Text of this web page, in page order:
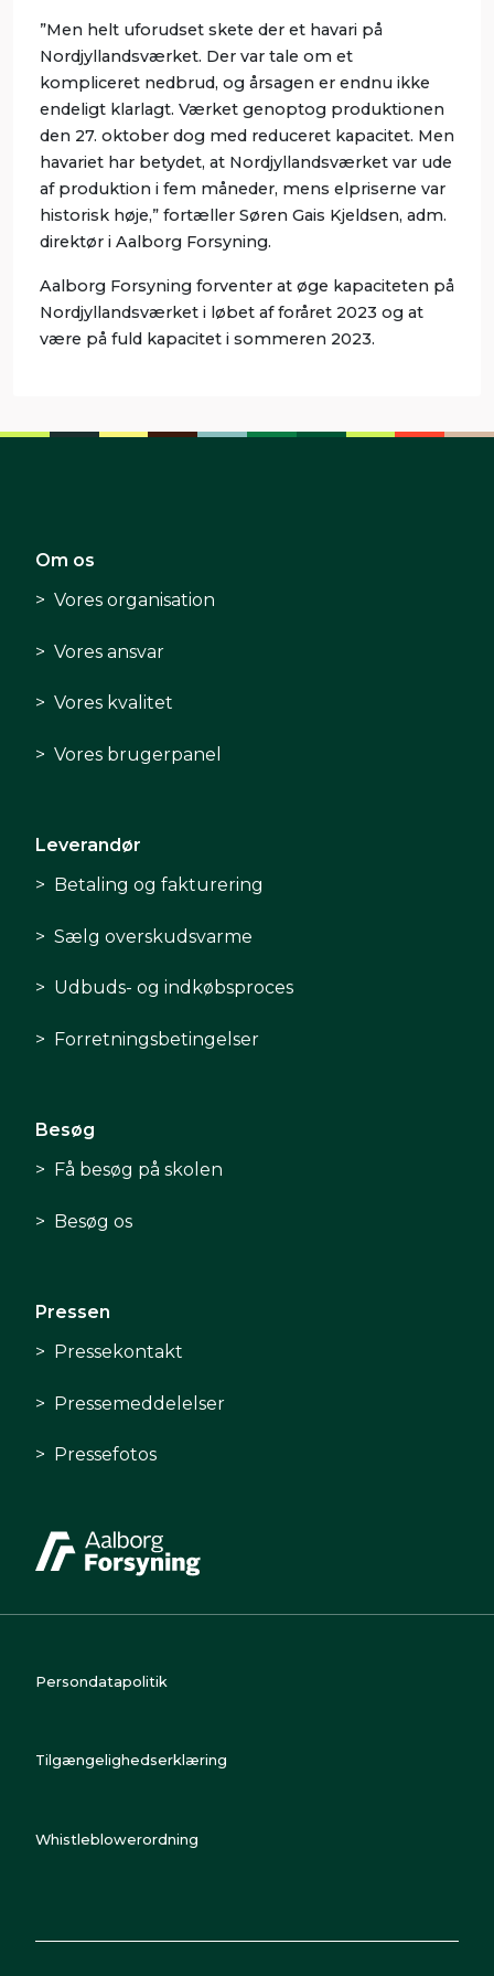
”Men helt uforudset skete der et havari på
Nordjyllandsværket. Der var tale om et
kompliceret nedbrud, og årsagen er endnu ikke
endeligt klarlagt. Værket genoptog produktionen
den 27. oktober dog med reduceret kapacitet. Men
havariet har betydet, at Nordjyllandsværket var ude
af produktion i fem måneder, mens elpriserne var
historisk høje,” fortæller Søren Gais Kjeldsen, adm.
direktør i Aalborg Forsyning.
Aalborg Forsyning forventer at øge kapaciteten på
Nordjyllandsværket i løbet af foråret 2023 og at
være på fuld kapacitet i sommeren 2023.
Om os
Vores organisation
Vores ansvar
Vores kvalitet
Vores brugerpanel
Leverandør
Betaling og fakturering
Sælg overskudsvarme
Udbuds- og indkøbsproces
Forretningsbetingelser
Besøg
Få besøg på skolen
Besøg os
Pressen
Pressekontakt
Pressemeddelelser
Pressefotos
Persondatapolitik
Tilgængelighedserklæring
Whistleblowerordning